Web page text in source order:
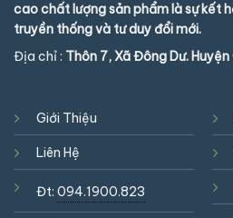
cao chất lượng sản phẩm là sự kết
truyền thống và tư duy đổi mới.
Địa chỉ : Thôn 7, Xã Đông Dư.
Giới Thiệu
Liên Hệ
Đt: 094.1900.823